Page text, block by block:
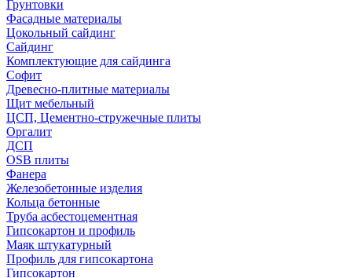
Грунтовки
Фасадные материалы
Цокольный сайдинг
Сайдинг
Комплектующие для сайдинга
Софит
Древесно-плитные материалы
Щит мебельный
ЦСП, Цементно-стружечные плиты
Оргалит
ДСП
OSB плиты
Фанера
Железобетонные изделия
Кольца бетонные
Труба асбестоцементная
Гипсокартон и профиль
Маяк штукатурный
Профиль для гипсокартона
Гипсокартон